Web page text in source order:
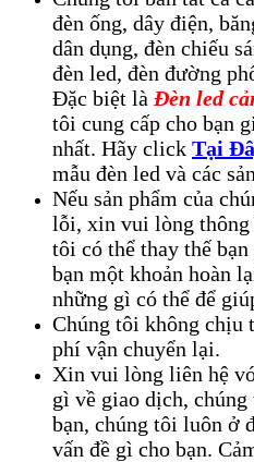
đèn ống, dây điện,
dân dụng, đèn chiếu
đèn led, đèn đường
Đặc biệt là Đèn led
tôi cung cấp cho bạn
nhất. Hãy click Tại
mẫu đèn led và các
Nếu sản phẩm của
lỗi, xin vui lòng thông
tôi có thể thay thế
bạn một khoản hoàn
những gì có thể để
Chúng tôi không chịu
phí vận chuyển lại.
Xin vui lòng liên hệ
gì về giao dịch,
bạn, chúng tôi luôn ở
vấn đề gì cho bạn.